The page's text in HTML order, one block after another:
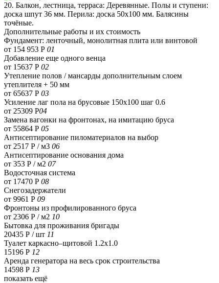
20. Балкон, лестница, терраса: Деревянные. Полы и ступени:
доска шпут 36 мм. Перила: доска 50х100 мм. Балясины
точёные.
Дополнительные работы и их стоимость
Фундамент: ленточный, монолитная плита или винтовой
от 154 953 Р 01
Добавление еще одного венца
от 15637 Р 02
Утепление полов / мансарды дополнительным слоем
утеплителя + 50 мм
от 65637 Р 03
Усиление лаг пола на брусовые 150х100 шаг 0.6
от 25309 Р04
Замена вагонки на фронтонах, на имитацию бруса
от 55864 Р 05
Антисептирование пиломатериалов на выбор
от 2517 Р / м3 06
Антисептирование основания дома
от 353 Р / м2 07
Водосточная система
от 17470 Р 08
Снегозадержатели
от 9961 Р 09
Фронтоны из профилированного бруса
от 2306 Р / м2 10
Бытовка для проживания бригады
20435 Р / шт 11
Туалет каркасно–щитовой 1.2х1.0
15196 Р 12
Аренда генератора на весь срок строительства
14598 Р 13
показать ещё